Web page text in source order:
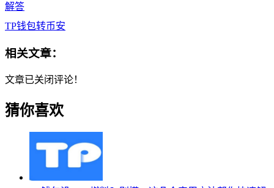
解答
TP钱包转币安
相关文章：
文章已关闭评论！
猜你喜欢